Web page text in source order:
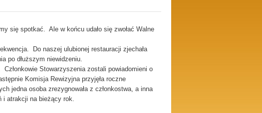
się spotkać. Ale w końcu udało się zwołać Walne
Do naszej ulubionej restauracji zjechała
po dłuższym niewidzeniu.
Stowarzyszenia zostali powiadomieni o
Komisja Rewizyjna przyjęła roczne
jedna osoba zrezygnowała z członkostwa, a inna
i atrakcji na bieżący rok.